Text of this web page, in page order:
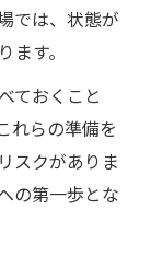
では、状態が
す。
ておくこと
れらの準備を
スクがありま
の第一歩とな